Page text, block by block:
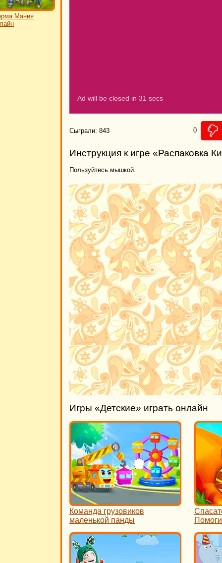
Мания
Сыграли: 843 0
Инструкция к игре «Распаковка
Пользуйтесь мышкой.
Игры «Детские» играть онлайн
Команда грузовиков
маленькой панды